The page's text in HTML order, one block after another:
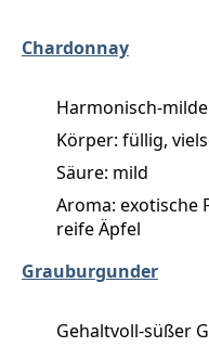
Chardonnay
Harmonisch-
Körper: füllig,
Säure: mild
Aroma: exotische
reife Äpfel
Grauburgunder
Gehaltvoll-süßer